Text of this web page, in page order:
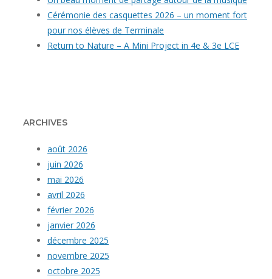
Cérémonie des casquettes 2026 – un moment fort
pour nos élèves de Terminale
Return to Nature – A Mini Project in 4e & 3e LCE
ARCHIVES
août 2026
juin 2026
mai 2026
avril 2026
février 2026
janvier 2026
décembre 2025
novembre 2025
octobre 2025